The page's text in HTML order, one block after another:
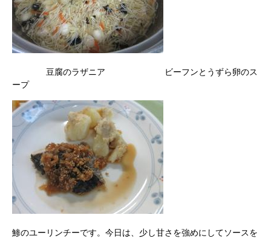
豆腐のラザニア ビーフンとうずら卵のス
ープ
鯵のユーリンチーです。今日は、少し甘さを強めにしてソースを